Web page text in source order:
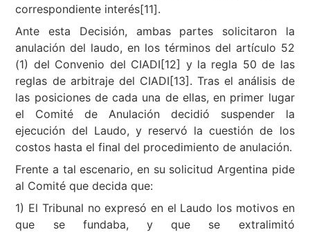
correspondiente interés[11].
Ante esta Decisión, ambas partes solicitaron la
anulación del laudo, en los términos del artículo 52
(1) del Convenio del CIADI[12] y la regla 50 de las
reglas de arbitraje del CIADI[13]. Tras el análisis de
las posiciones de cada una de ellas, en primer lugar
el Comité de Anulación decidió suspender la
ejecución del Laudo, y reservó la cuestión de los
costos hasta el final del procedimiento de anulación.
Frente a tal escenario, en su solicitud Argentina pide
al Comité que decida que:
1) El Tribunal no expresó en el Laudo los motivos en
que se fundaba, y que se extralimitó